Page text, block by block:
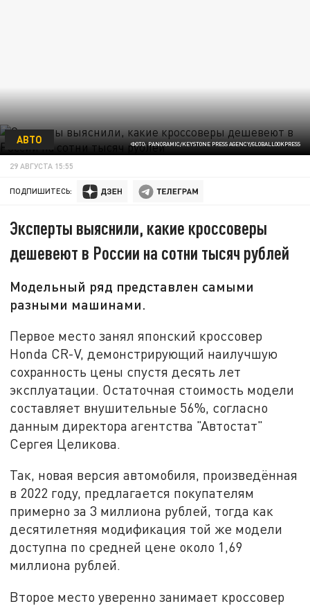
ФОТО: PANORAMIC/KEYSTONE PRESS AGENCY/GLOBALLOOKPRESS
АВТО
29 АВГУСТА 15:55
ПОДПИШИТЕСЬ:
Эксперты выяснили, какие кроссоверы
дешевеют в России на сотни тысяч рублей
Модельный ряд представлен самыми
разными машинами.
Первое место занял японский кроссовер
Honda CR-V, демонстрирующий наилучшую
сохранность цены спустя десять лет
эксплуатации. Остаточная стоимость модели
составляет внушительные 56%, согласно
данным директора агентства "Автостат"
Сергея Целикова.
Так, новая версия автомобиля, произведённая
в 2022 году, предлагается покупателям
примерно за 3 миллиона рублей, тогда как
десятилетняя модификация той же модели
доступна по средней цене около 1,69
миллиона рублей.
Второе место уверенно занимает кроссовер